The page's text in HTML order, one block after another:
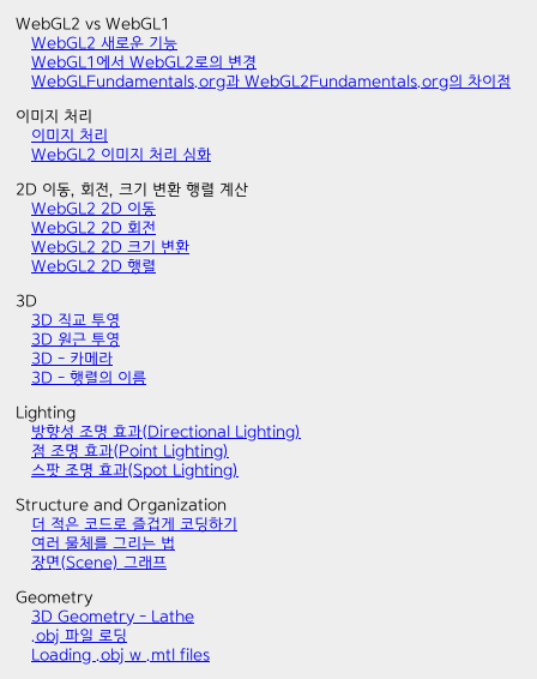
WebGL2 vs WebGL1
WebGL2 새로운 기능
WebGL1에서 WebGL2로의 변경
WebGLFundamentals.org과 WebGL2Fundamentals.org의 차이점
이미지 처리
이미지 처리
WebGL2 이미지 처리 심화
2D 이동, 회전, 크기 변환 행렬 계산
WebGL2 2D 이동
WebGL2 2D 회전
WebGL2 2D 크기 변환
WebGL2 2D 행렬
3D
3D 직교 투영
3D 원근 투영
3D - 카메라
3D - 행렬의 이름
Lighting
방향성 조명 효과(Directional Lighting)
점 조명 효과(Point Lighting)
스팟 조명 효과(Spot Lighting)
Structure and Organization
더 적은 코드로 즐겁게 코딩하기
여러 물체를 그리는 법
장면(Scene) 그래프
Geometry
3D Geometry - Lathe
.obj 파일 로딩
Loading .obj w .mtl files